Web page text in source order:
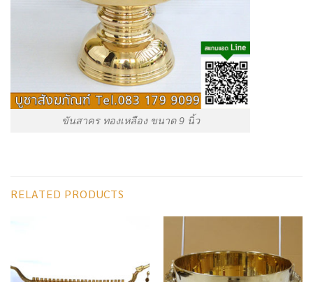
ขันสาคร ทองเหลือง ขนาด 9 นิ้ว
RELATED PRODUCTS